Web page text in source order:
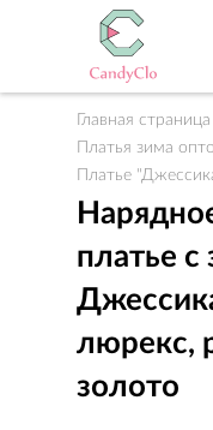
Главная страница
Платья зима
Платье
платье с
люрекс,
золото